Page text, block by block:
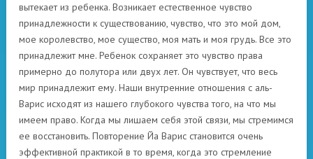
вытекает из ребенка. Возникает естественное чувство
принадлежности к существованию, чувство, что это мой дом,
мое королевство, мое существо, моя мать и моя грудь. Все это
принадлежит мне. Ребенок сохраняет это чувство права
примерно до полутора или двух лет. Он чувствует, что весь
мир принадлежит ему. Наши внутренние отношения с аль-
Варис исходят из нашего глубокого чувства того, на что мы
имеем право. Когда мы лишаем себя этой связи, мы стремимся
ее восстановить. Повторение Йа Варис становится очень
эффективной практикой в то время, когда это стремление